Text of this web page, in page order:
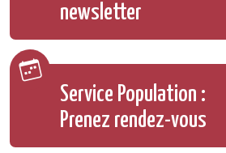
newsletter
Service Population :
Prenez rendez-vous